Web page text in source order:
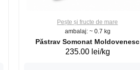
Pește și fructe de mare
ambalaj: ~ 0.7 kg
Păstrav Somonat Moldovenesc
235.00 lei/kg